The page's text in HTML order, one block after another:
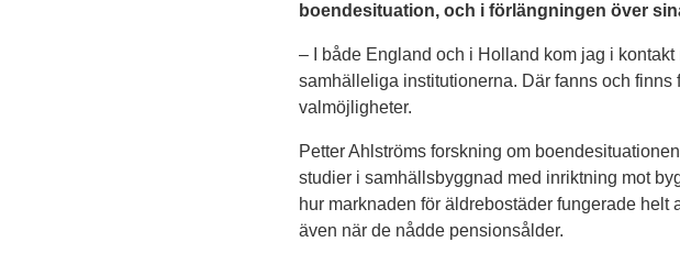
boendesituation, och i förlängningen över
– I både England och i Holland kom jag i
samhälleliga institutionerna. Där fanns och
valmöjligheter.
Petter Ahlströms forskning om
studier i samhällsbyggnad med inriktning mot
hur marknaden för äldrebostäder fungerade
även när de nådde pensionsålder.